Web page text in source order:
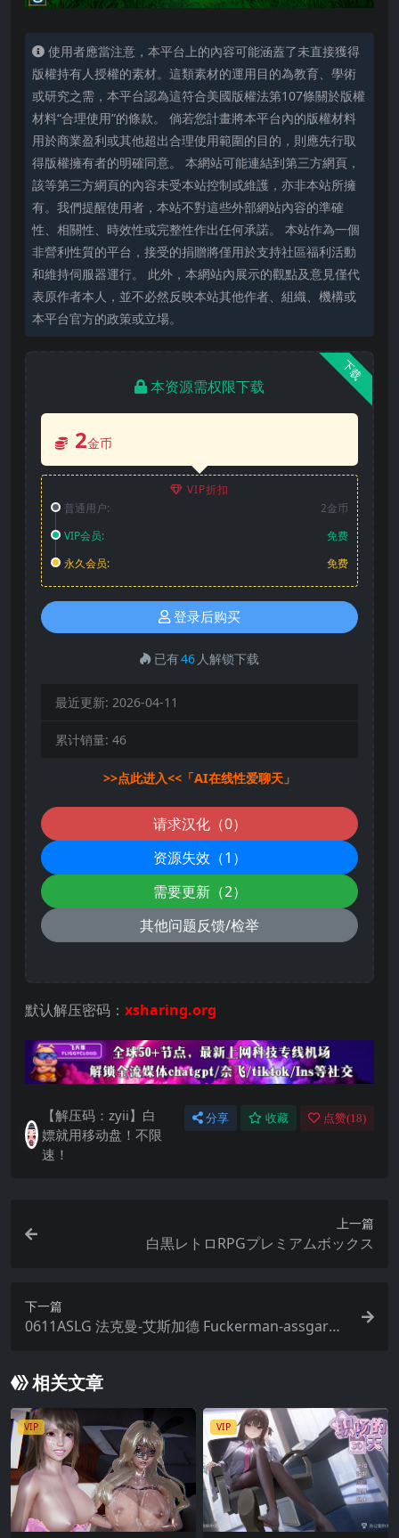
使用者應當注意，本平台上的內容可能涵蓋了未直接獲得
版權持有人授權的素材。這類素材的運用目的為教育、學術
或研究之需，本平台認為這符合美國版權法第107條關於版權
材料“合理使用”的條款。 倘若您計畫將本平台內的版權材料
用於商業盈利或其他超出合理使用範圍的目的，則應先行取
得版權擁有者的明確同意。 本網站可能連結到第三方網頁，
該等第三方網頁的內容未受本站控制或維護，亦非本站所擁
有。我們提醒使用者，本站不對這些外部網站內容的準確
性、相關性、時效性或完整性作出任何承諾。 本站作為一個
非營利性質的平台，接受的捐贈將僅用於支持社區福利活動
和維持伺服器運行。 此外，本網站內展示的觀點及意見僅代
表原作者本人，並不必然反映本站其他作者、組織、機構或
本平台官方的政策或立場。
下载
本资源需权限下载
2金币
VIP折扣
普通用户:
2金币
VIP会员:
免费
永久会员:
免费
登录后购买
已有46 人解锁下载
最近更新: 2026-04-11
累计销量: 46
>>点此进入<<「AI在线性爱聊天」
请求汉化（0）
资源失效（1）
需要更新（2）
其他问题反馈/检举
默认解压密码： xsharing.org
【解压码：zyii】白
嫖就用移动盘！不限
速！
分享 收藏 点赞(18)
上一篇
白黒レトロRPGプレミアムボックス
下一篇
0611ASLG 法克曼-艾斯加德 Fuckerman-assgard
相关文章
VIP VIP